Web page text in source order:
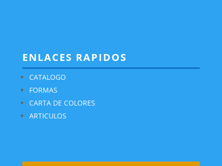
ENLACES RAPIDOS
CATALOGO
FORMAS
CARTA DE COLORES
ARTICULOS